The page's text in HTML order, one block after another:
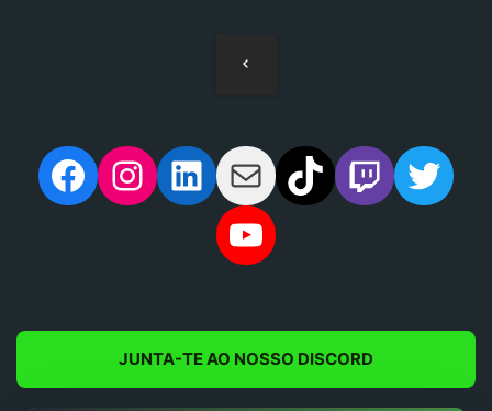
Facebook
Instagram
LinkedIn
MailTikTokTwitch
YouTube
JUNTA-TE AO NOSSO DISCORD